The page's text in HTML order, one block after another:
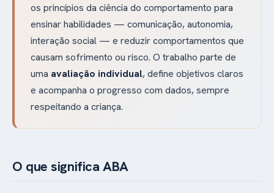
os princípios da ciência do comportamento para
ensinar habilidades — comunicação, autonomia,
interação social — e reduzir comportamentos que
causam sofrimento ou risco. O trabalho parte de
uma avaliação individual, define objetivos claros
e acompanha o progresso com dados, sempre
respeitando a criança.
O que significa ABA